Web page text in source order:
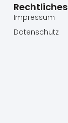
Rechtliches
Impressum
Datenschutz